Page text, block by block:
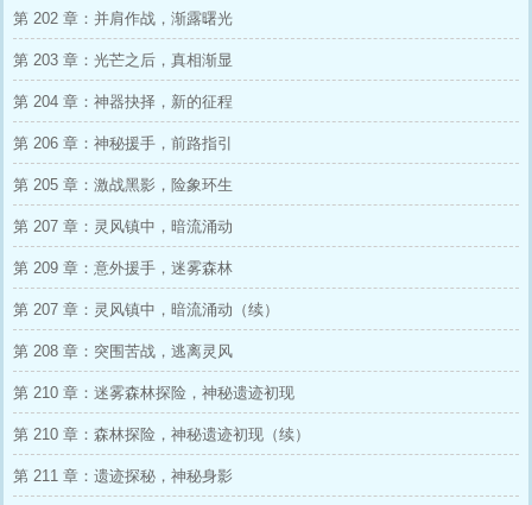
第 202 章：并肩作战，渐露曙光
第 203 章：光芒之后，真相渐显
第 204 章：神器抉择，新的征程
第 206 章：神秘援手，前路指引
第 205 章：激战黑影，险象环生
第 207 章：灵风镇中，暗流涌动
第 209 章：意外援手，迷雾森林
第 207 章：灵风镇中，暗流涌动（续）
第 208 章：突围苦战，逃离灵风
第 210 章：迷雾森林探险，神秘遗迹初现
第 210 章：森林探险，神秘遗迹初现（续）
第 211 章：遗迹探秘，神秘身影